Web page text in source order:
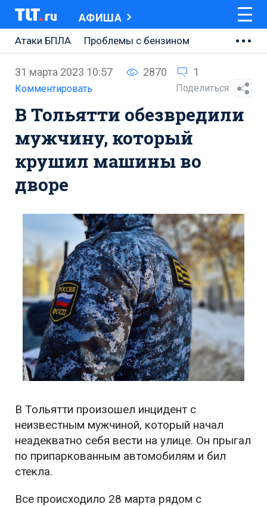
АФИША
Атаки БПЛА
Проблемы с бензином
Ремонт Центральной площади
Ремонт Обводного шоссе
Набережная Тольятти
Неделя Тольятти
31 марта 2023 10:57 2870 1
Комментировать Поделиться
В Тольятти обезвредили
мужчину, который
крушил машины во
дворе
В Тольятти произошел инцидент с
неизвестным мужчиной, который начал
неадекватно себя вести на улице. Он прыгал
по припаркованным автомобилям и бил
стекла.
Все происходило 28 марта рядом с